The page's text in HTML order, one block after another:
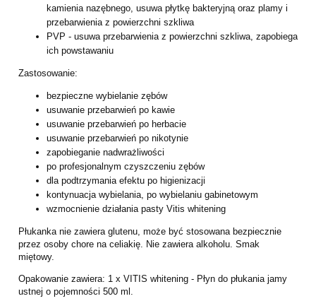
kamienia nazębnego, usuwa płytkę bakteryjną oraz plamy i
przebarwienia z powierzchni szkliwa
PVP - usuwa przebarwienia z powierzchni szkliwa, zapobiega
ich powstawaniu
Zastosowanie:
bezpieczne wybielanie zębów
usuwanie przebarwień po kawie
usuwanie przebarwień po herbacie
usuwanie przebarwień po nikotynie
zapobieganie nadwrażliwości
po profesjonalnym czyszczeniu zębów
dla podtrzymania efektu po higienizacji
kontynuacja wybielania, po wybielaniu gabinetowym
wzmocnienie działania pasty Vitis whitening
Płukanka nie zawiera glutenu, może być stosowana bezpiecznie
przez osoby chore na celiakię. Nie zawiera alkoholu. Smak
miętowy.
Opakowanie zawiera: 1 x VITIS whitening - Płyn do płukania jamy
ustnej o pojemności 500 ml.